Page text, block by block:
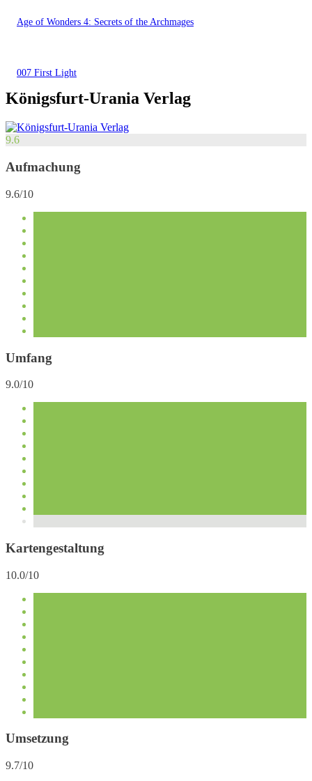
Age of Wonders 4: Secrets of the Archmages
007 First Light
Königsfurt-Urania Verlag
9.6
Aufmachung
9.6/10
Umfang
9.0/10
Kartengestaltung
10.0/10
Umsetzung
9.7/10